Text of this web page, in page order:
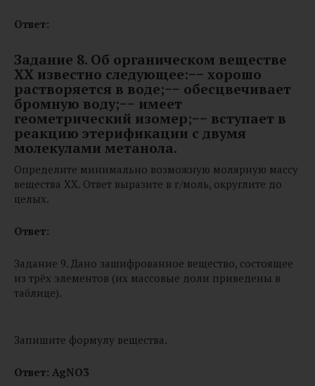
Ответ:
Задание 8. Об органическом веществе
XX известно следующее:−− хорошо
растворяется в воде;−− обесцвечивает
бромную воду;−− имеет
геометрический изомер;−− вступает в
реакцию этерификации с двумя
молекулами метанола.
Определите минимально возможную молярную массу
вещества XX. Ответ выразите в г/моль, округлите до
целых.
Ответ:
Задание 9. Дано зашифрованное вещество, состоящее
из трёх элементов (их массовые доли приведены в
таблице).
Запишите формулу вещества.
Ответ: AgNO3